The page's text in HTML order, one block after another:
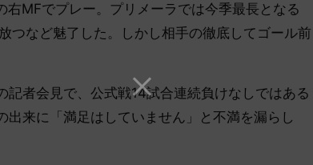
MFでプレー。プリメーラでは今季最長となる
つなど魅了した。しかし相手の徹底してゴール前
者会見で、公式戦14試合連続負けなしではある
来に「満足はしていません」と不満を漏らし